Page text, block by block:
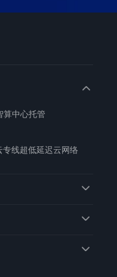
算中心托管
专线超低延迟云网络